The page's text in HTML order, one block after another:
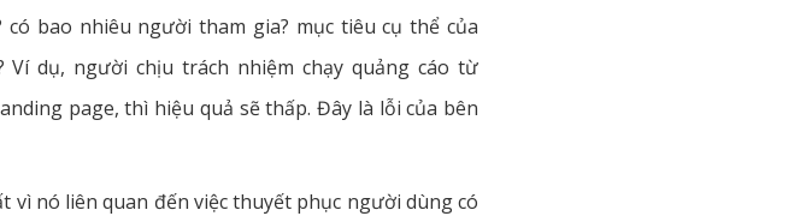
bao nhiêu người tham gia? mục tiêu cụ thể của
dụ, người chịu trách nhiệm chạy quảng cáo từ
page, thì hiệu quả sẽ thấp. Đây là lỗi của bên
nó liên quan đến việc thuyết phục người dùng có